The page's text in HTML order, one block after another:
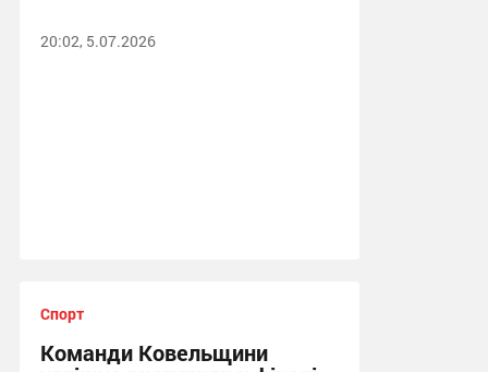
20:02, 5.07.2026
Спорт
Команди Ковельщини